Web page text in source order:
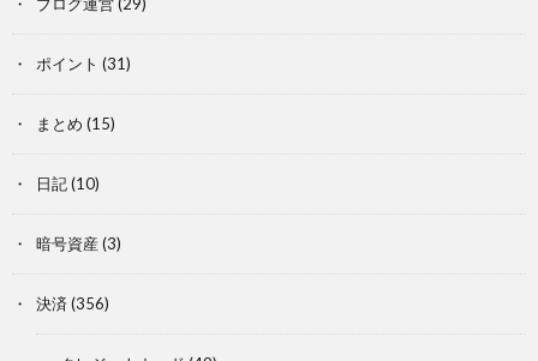
ポイント (31)
まとめ (15)
日記(10)
暗号資産 (3)
決済 (356)